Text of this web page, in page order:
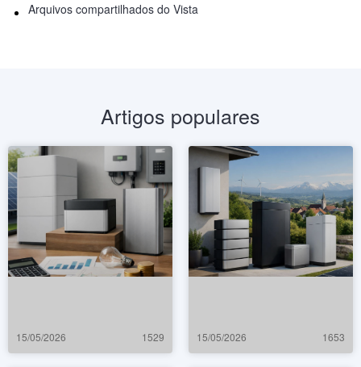
Arquivos compartilhados do Vista
Artigos populares
15/05/2026 1529 15/05/2026 1653